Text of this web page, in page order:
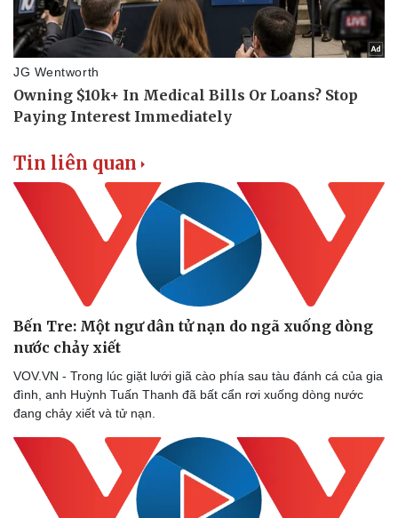
Doanh nghiệp
Thông tin doanh nghiệp
Doanh nghiệp 24h
Doanh nhân
Vì cộng đồng
Sành điệu
Tin Công nghệ
Chuyển đổi số
Tin liên quan
Bến Tre: Một ngư dân tử nạn do ngã xuống dòng
nước chảy xiết
VOV.VN - Trong lúc giặt lưới giã cào phía sau tàu đánh cá của gia
đình, anh Huỳnh Tuấn Thanh đã bất cẩn rơi xuống dòng nước
đang chảy xiết và tử nạn.